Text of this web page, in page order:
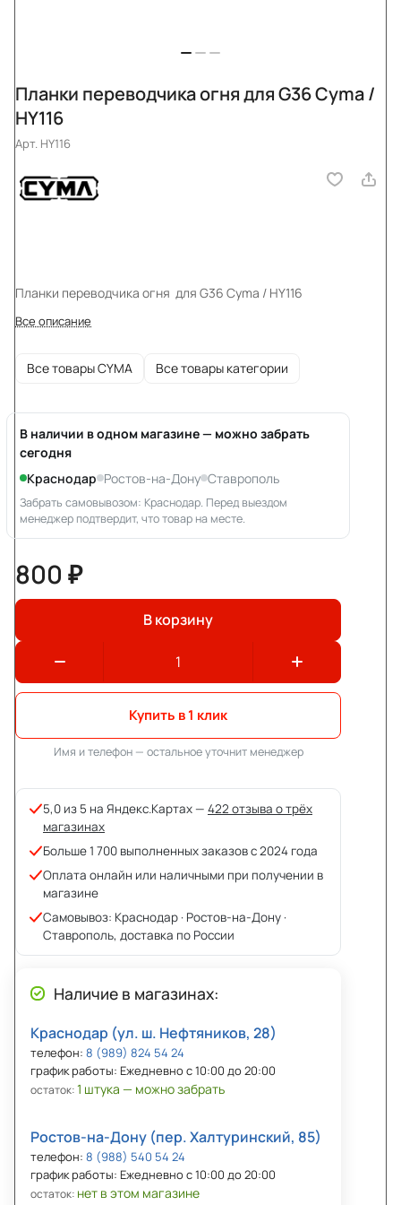
Планки переводчика огня для G36 Cyma /
HY116
Арт. HY116
Планки переводчика огня для G36 Cyma / HY116
Все описание
Все товары CYMA Все товары категории
В наличии в одном магазине — можно забрать
сегодня
Краснодар Ростов-на-Дону Ставрополь
Забрать самовывозом: Краснодар. Перед выездом
менеджер подтвердит, что товар на месте.
800 ₽
В корзину
Купить в 1 клик
Имя и телефон — остальное уточнит менеджер
5,0 из 5 на Яндекс.Картах — 422 отзыва о трёх
магазинах
Больше 1 700 выполненных заказов с 2024 года
Оплата онлайн или наличными при получении в
магазине
Самовывоз: Краснодар · Ростов-на-Дону ·
Ставрополь, доставка по России
Наличие в магазинах:
Краснодар (ул. ш. Нефтяников, 28)
телефон: 8 (989) 824 54 24
график работы: Ежедневно с 10:00 до 20:00
остаток:1 штука — можно забрать
Ростов-на-Дону (пер. Халтуринский, 85)
телефон: 8 (988) 540 54 24
график работы: Ежедневно с 10:00 до 20:00
остаток: нет в этом магазине